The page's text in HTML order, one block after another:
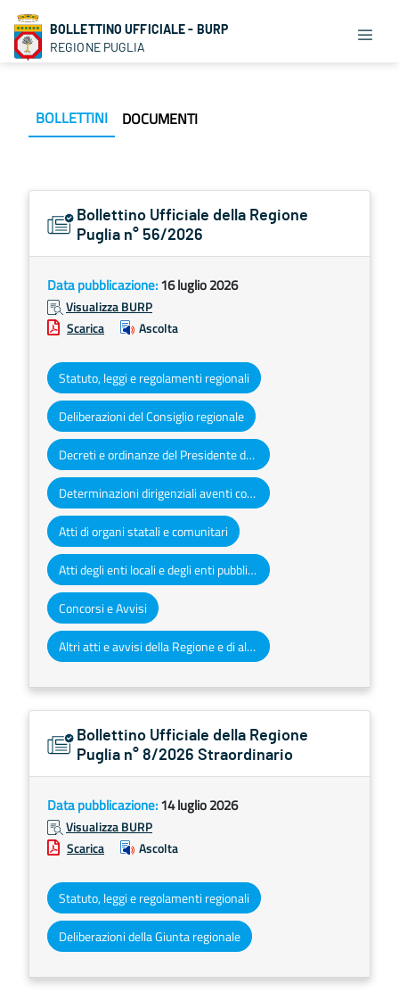
BOLLETTINO UFFICIALE - BURP
REGIONE PUGLIA
BOLLETTINI DOCUMENTI
Bollettino Ufficiale della Regione
Puglia n° 56/2026
Data pubblicazione:16 luglio 2026
Visualizza BURP
Scarica
Ascolta
Statuto, leggi e regolamenti regionali
Deliberazioni del Consiglio regionale
Decreti e ordinanze del Presidente della Giunta regionale
Determinazioni dirigenziali aventi contenuto di interesse generale
Atti di organi statali e comunitari
Atti degli enti locali e degli enti pubblici e privati
Concorsi e Avvisi
Altri atti e avvisi della Regione e di altri enti pubblici che interessano la collettività regionale
Bollettino Ufficiale della Regione
Puglia n° 8/2026 Straordinario
Data pubblicazione:14 luglio 2026
Visualizza BURP
Scarica
Ascolta
Statuto, leggi e regolamenti regionali
Deliberazioni della Giunta regionale